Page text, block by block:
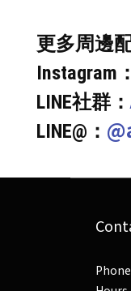
更多周邊
Instagram：
LINE社群：
LINE@：
Phone